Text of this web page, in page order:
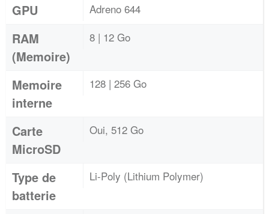
GPU Adreno 644
RAM
(Memoire)
8 | 12 Go
Memoire
interne
128 | 256 Go
Carte
MicroSD
Oui, 512 Go
Type de
batterie
Li-Poly (Lithium Polymer)